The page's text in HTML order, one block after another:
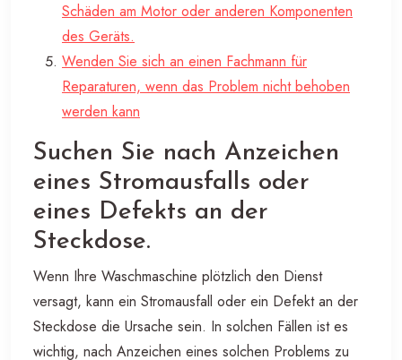
Schäden am Motor oder anderen Komponenten
des Geräts.
Wenden Sie sich an einen Fachmann für
Reparaturen, wenn das Problem nicht behoben
werden kann
Suchen Sie nach Anzeichen
eines Stromausfalls oder
eines Defekts an der
Steckdose.
Wenn Ihre Waschmaschine plötzlich den Dienst
versagt, kann ein Stromausfall oder ein Defekt an der
Steckdose die Ursache sein. In solchen Fällen ist es
wichtig, nach Anzeichen eines solchen Problems zu